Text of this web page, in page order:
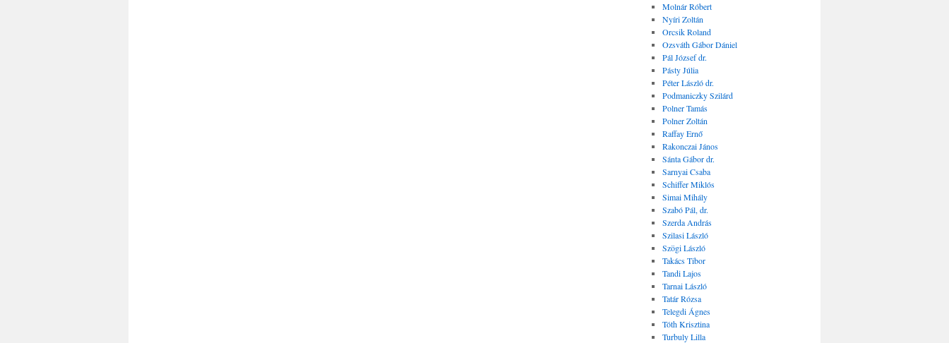
Molnár Róbert
Nyíri Zoltán
Orcsik Roland
Ozsváth Gábor Dániel
Pál József dr.
Pásty Júlia
Péter László dr.
Podmaniczky Szilárd
Polner Tamás
Polner Zoltán
Raffay Ernő
Rakonczai János
Sánta Gábor dr.
Sarnyai Csaba
Schiffer Miklós
Simai Mihály
Szabó Pál, dr.
Szerda András
Szilasi László
Szögi László
Takács Tibor
Tandi Lajos
Tarnai László
Tatár Rózsa
Telegdi Ágnes
Tóth Krisztina
Turbuly Lilla